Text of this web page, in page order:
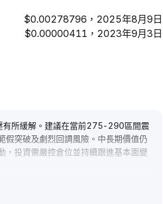
$0.00278796，2025年8月9日
$0.00000411，2023年9月3日
有所緩解。建議在當前275-290區間震
假突破及劇烈回調風險。中長期價值仍
，投資需嚴控倉位並持續跟進基本面變